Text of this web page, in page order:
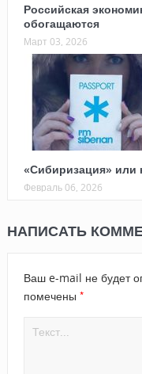
Российская
обогащаются
Март 03, 2026
«Сибиризация» или
Февраль 06, 2026
НАПИСАТЬ
Ваш e-mail не будет
помечены *